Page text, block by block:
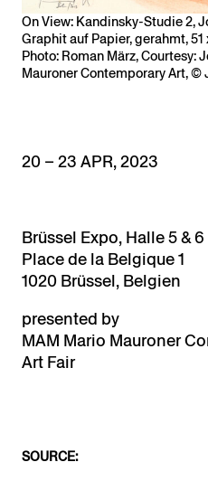
On View: Kandinsky-Studie 2,
Graphit auf Papier, gerahmt, 51
Photo: Roman März, Courtesy:
Mauroner Contemporary Art,
20 – 23 APR, 2023
Brüssel Expo, Halle 5 & 6
Place de la Belgique 1
1020 Brüssel, Belgien
presented by
MAM Mario Mauroner
Art Fair
SOURCE: